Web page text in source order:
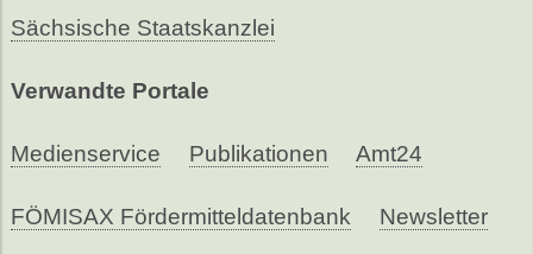
Sächsische Staatskanzlei
Verwandte Portale
Medienservice Publikationen Amt24
FÖMISAX Fördermitteldatenbank Newsletter